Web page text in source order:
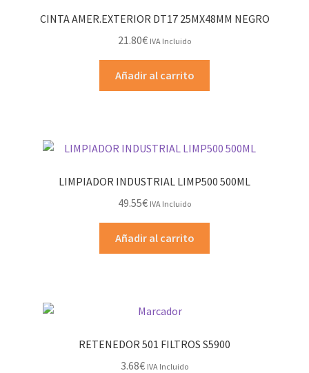
CINTA AMER.EXTERIOR DT17 25MX48MM NEGRO
21.80€ IVA Incluido
Añadir al carrito
LIMPIADOR INDUSTRIAL LIMP500 500ML
49.55€ IVA Incluido
Añadir al carrito
RETENEDOR 501 FILTROS S5900
3.68€ IVA Incluido